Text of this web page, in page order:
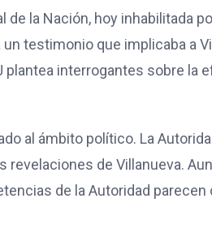
la Nación, hoy inhabilitada
testimonio que implicaba a
interrogantes sobre la
al ámbito político. La
de Villanueva.
de la Autoridad